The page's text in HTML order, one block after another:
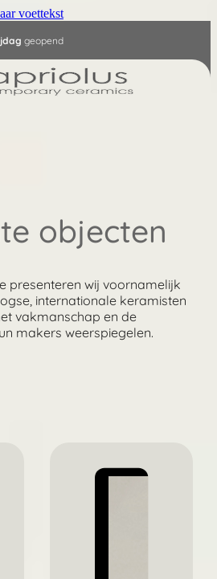
voettekst
geopend
objecten
presenteren wij voornamelijk
internationale keramisten
vakmanschap en de
makers weerspiegelen.